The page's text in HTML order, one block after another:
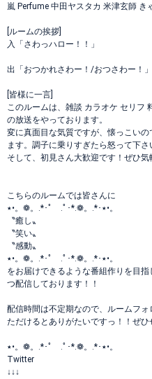
嵐 Perfume 中田ヤスタカ 米津玄師 き
[ルームの挨拶]
入「さわっハロー！！」
出「おつかれさわー！/おつさわー！」
[皆様に一言]
このルームは、雑談 カラオケ セリフ
の放送をやっております。
変に真面目な気質ですが、懐っこい
ます。調子に乗りすぎたら怒って下
そして、初見さん大歓迎です！ぜひ
こちらのルームでは皆さんに
٭•。❁。.*･ﾟ .ﾟ･*.❁。.*･٭•。
〝癒し〟
〝笑い〟
〝感動〟
٭•。❁。.*･ﾟ .ﾟ･*.❁。.*･٭•。
をお届けできるような番組作りを目
つ配信しております！！
配信時間は不定期なので、ルームフ
ただけるとありがたいですっ！！ぜひ
٭•。❁。.*･ﾟ .ﾟ･*.❁。.*･٭•。
Twitter
↓↓↓